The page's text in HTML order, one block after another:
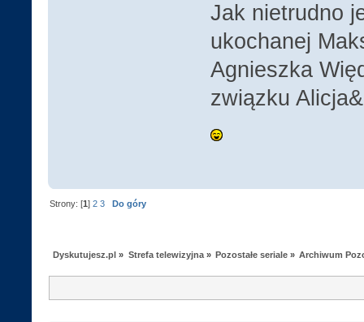
Jak nietrudno
ukochanej
Agnieszka
związku
Strony: [1]2 3 Do góry
Dyskutujesz.pl » Strefa telewizyjna» Pozostałe seriale » Archiwum